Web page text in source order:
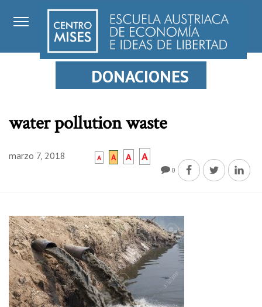
DONACIONES
water pollution waste
marzo 7, 2018 A A A A
0